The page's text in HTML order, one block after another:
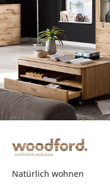
Natürlich wohnen